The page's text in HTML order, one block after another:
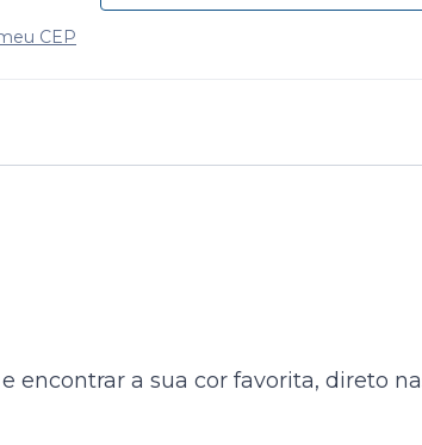
CEP
encontrar a sua cor favorita, direto